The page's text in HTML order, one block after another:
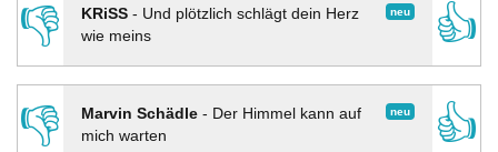
👎
neu
KRiSS- Und plötzlich schlägt dein Herz
wie meins
👍
👎 neu
Marvin Schädle- Der Himmel kann auf
mich warten
👍